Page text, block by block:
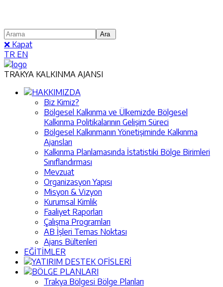
❌ Kapat
TR EN
TRAKYA KALKINMA AJANSI
HAKKIMIZDA
Biz Kimiz?
Bölgesel Kalkınma ve Ülkemizde Bölgesel
Kalkınma Politikalarının Gelişim Süreci
Bölgesel Kalkınmanın Yönetişiminde Kalkınma
Ajansları
Kalkınma Planlamasında İstatistiki Bölge Birimleri
Sınıflandırması
Mevzuat
Organizasyon Yapısı
Misyon & Vizyon
Kurumsal Kimlik
Faaliyet Raporları
Çalışma Programları
AB İşleri Temas Noktası
Ajans Bültenleri
EĞİTİMLER
YATIRIM DESTEK OFİSLERİ
BÖLGE PLANLARI
Trakya Bölgesi Bölge Planları